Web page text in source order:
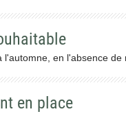
l'automne, en l'absence de
en place